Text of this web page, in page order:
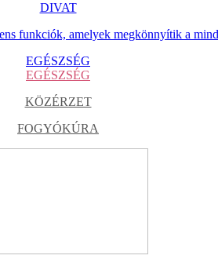
DIVAT
funkciók, amelyek megkönnyítik a
EGÉSZSÉG
EGÉSZSÉG
KÖZÉRZET
FOGYÓKÚRA